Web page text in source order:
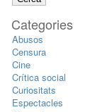
Categories
Abusos
Censura
Cine
Crítica social
Curiositats
Espectacles